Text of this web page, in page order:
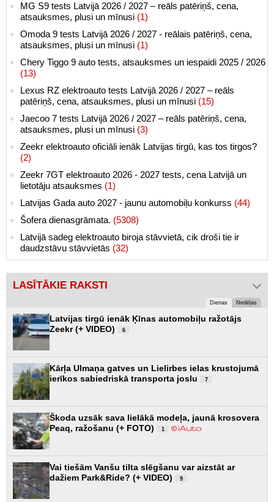
MG S9 tests Latvijā 2026 / 2027 – reāls patēriņš, cena,
atsauksmes, plusi un mīnusi (1)
Omoda 9 tests Latvijā 2026 / 2027 - reālais patēriņš, cena,
atsauksmes, plusi un mīnusi (1)
Chery Tiggo 9 auto tests, atsauksmes un iespaidi 2025 / 2026
(13)
Lexus RZ elektroauto tests Latvijā 2026 / 2027 – reāls
patēriņš, cena, atsauksmes, plusi un mīnusi (15)
Jaecoo 7 tests Latvijā 2026 / 2027 – reāls patēriņš, cena,
atsauksmes, plusi un mīnusi (3)
Zeekr elektroauto oficiāli ienāk Latvijas tirgū, kas tos tirgos?
(2)
Zeekr 7GT elektroauto 2026 - 2027 tests, cena Latvijā un
lietotāju atsauksmes (1)
Latvijas Gada auto 2027 - jaunu automobiļu konkurss (44)
Šofera dienasgrāmata. (5308)
Latvijā sadeg elektroauto biroja stāvvietā, cik droši tie ir
daudzstāvu stāvvietās (32)
LASĪTĀKIE RAKSTI
Dienas Nedēļas
Latvijas tirgū ienāk Ķīnas automobiļu ražotājs
Zeekr (+ VIDEO)
6
Kārļa Ulmaņa gatves un Lielirbes ielas krustojumā
ierīkos sabiedriskā transporta joslu
7
Škoda uzsāk sava lielākā modeļa, jaunā krosovera
Peaq, ražošanu (+ FOTO)
1
Vai tiešām Vanšu tilta slēgšanu var aizstāt ar
dažiem Park&Ride? (+ VIDEO)
9